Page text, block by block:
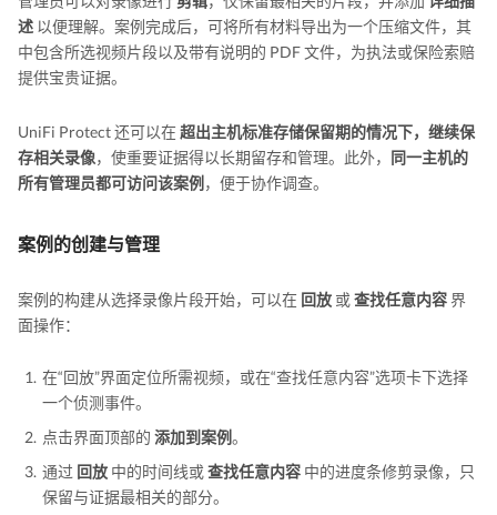
述 以便理解。案例完成后，可将所有材料导出为一个压缩文件，其
中包含所选视频片段以及带有说明的 PDF 文件，为执法或保险索赔
提供宝贵证据。
UniFi Protect 还可以在 超出主机标准存储保留期的情况下，继续保
存相关录像，使重要证据得以长期留存和管理。此外， 同一主机的
所有管理员都可访问该案例 ，便于协作调查。
案例的创建与管理
案例的构建从选择录像片段开始，可以在 回放 或 查找任意内容 界
面操作：
在“回放”界面定位所需视频，或在“查找任意内容”选项卡下选择
一个侦测事件。
点击界面顶部的 添加到案例。
通过 回放 中的时间线或 查找任意内容 中的进度条修剪录像，只
保留与证据最相关的部分。